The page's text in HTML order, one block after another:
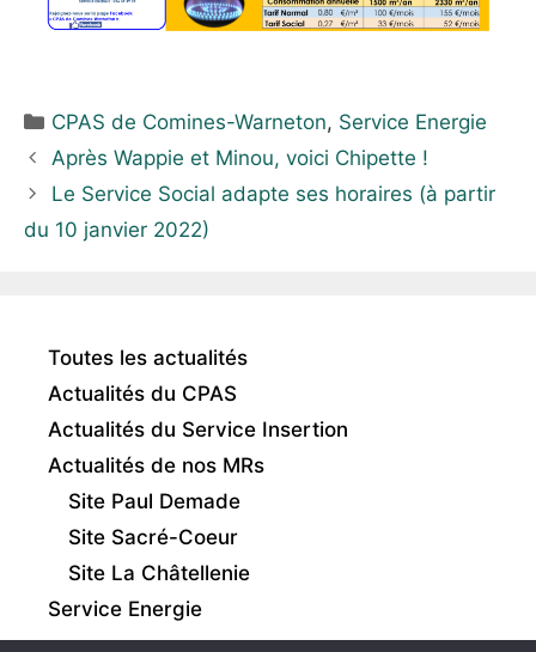
CPAS de Comines-Warneton, Service Energie
Après Wappie et Minou, voici Chipette !
Le Service Social adapte ses horaires (à partir
du 10 janvier 2022)
Toutes les actualités
Actualités du CPAS
Actualités du Service Insertion
Actualités de nos MRs
Site Paul Demade
Site Sacré-Coeur
Site La Châtellenie
Service Energie